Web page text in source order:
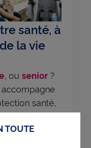
santé, à
la vie
, ou senior?
santé,
et des
TOUTE